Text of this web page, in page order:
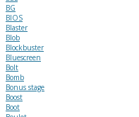
BG
BIOS
Blaster
Blob
Blockbuster
Bluescreen
Bolt
Bomb
Bonus stage
Boost
Boot